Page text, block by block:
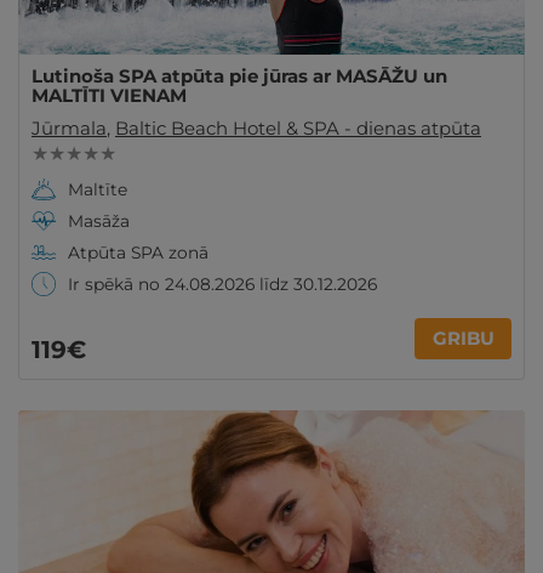
Lutinoša SPA atpūta pie jūras ar MASĀŽU un
MALTĪTI VIENAM
Jūrmala, Baltic Beach Hotel & SPA - dienas atpūta
★ ★ ★ ★ ★
Maltīte
Masāža
Atpūta SPA zonā
Ir spēkā no 24.08.2026 līdz 30.12.2026
119€ GRIBU